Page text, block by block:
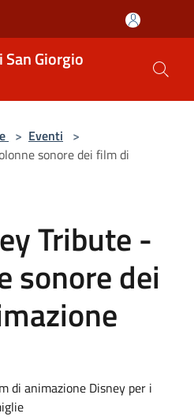
San Giorgio
> Eventi >
sonore dei film di
Tribute -
sonore dei
di animazione Disney per i